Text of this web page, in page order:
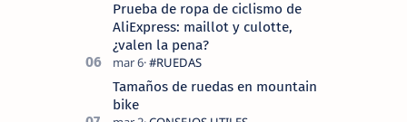
Prueba de ropa de ciclismo de
AliExpress: maillot y culotte,
¿valen la pena?
Tamaños de ruedas en mountain
bike